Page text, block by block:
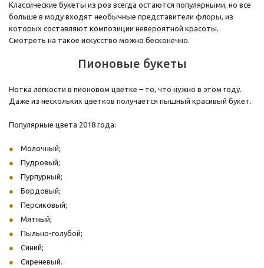
Классические букеты из роз всегда остаются популярными, но все
больше в моду входят необычные представители флоры, из
которых составляют композиции невероятной красоты.
Смотреть на такое искусство можно бесконечно.
Пионовые букеты
Нотка легкости в пионовом цветке – то, что нужно в этом году.
Даже из нескольких цветков получается пышный красивый букет.
Популярные цвета 2018 года:
Молочный;
Пудровый;
Пурпурный;
Бордовый;
Персиковый;
Мятный;
Пыльно-голубой;
Синий;
Сиреневый.